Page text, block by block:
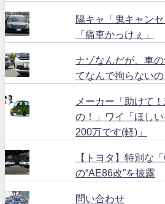
陽キャ「鬼キャン
「痛車かっけぇ」
ナゾなんだが、車
てなんで拘らないの
メーカー「助けて
の！」ワイ「ほし
200万です(軽)」
【トヨタ】特別な
の“AE86改”を披露
問い合わせ